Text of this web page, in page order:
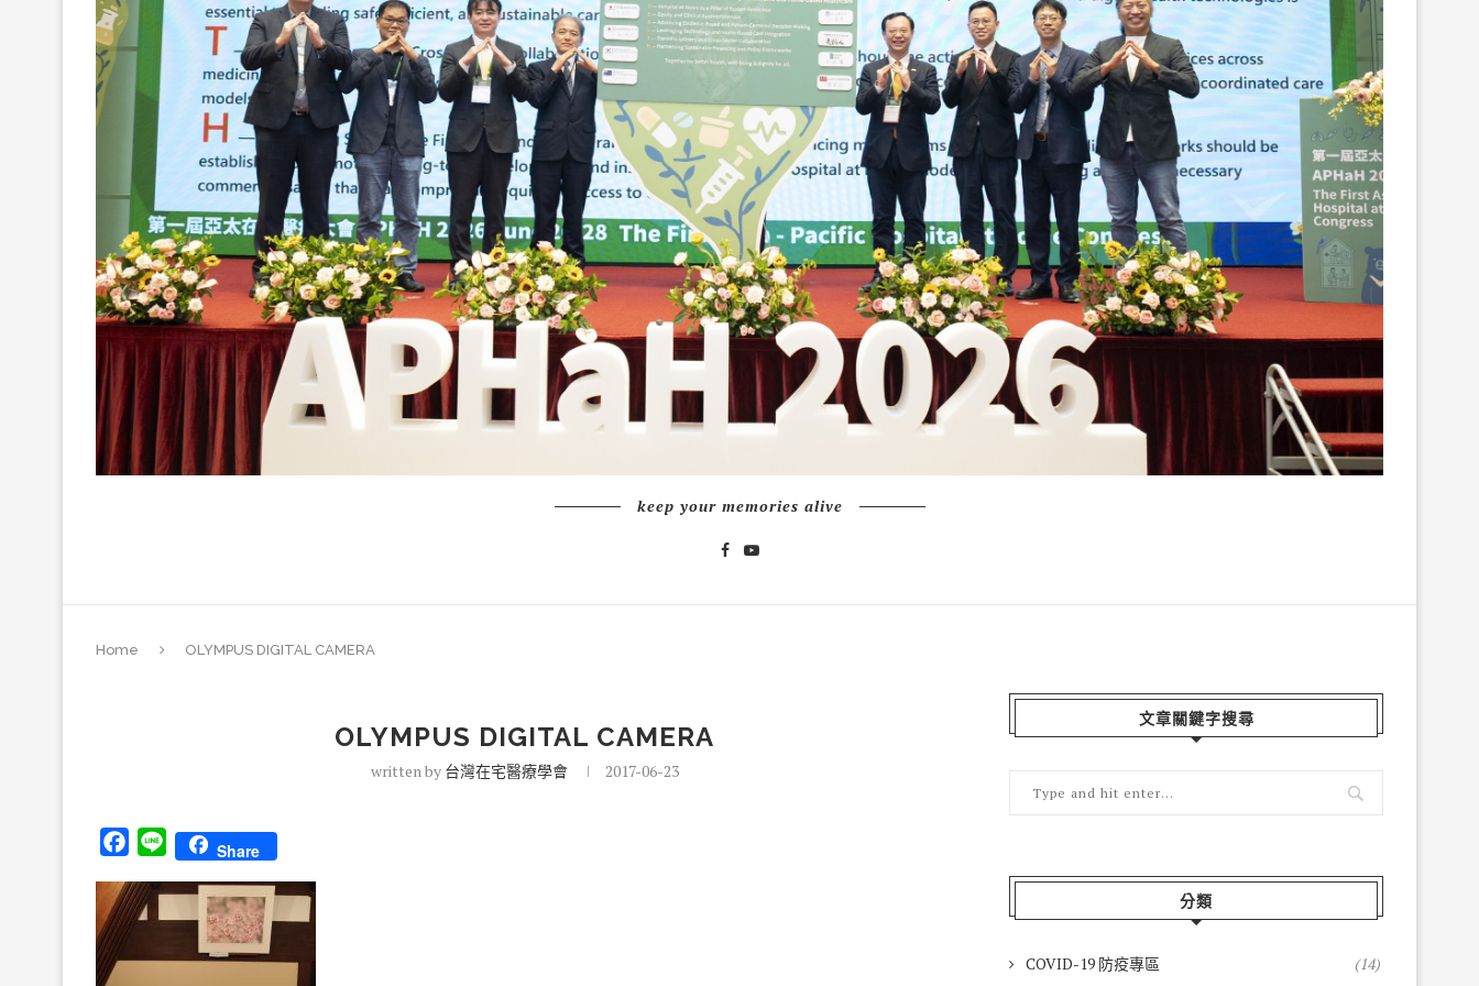
keep your memories alive
Home OLYMPUS DIGITAL CAMERA
OLYMPUS DIGITAL CAMERA
written by 台灣在宅醫療學會 2017-06-23
Facebook
Line Share
文章關鍵字搜尋
分類
COVID-19 防疫專區 (14)